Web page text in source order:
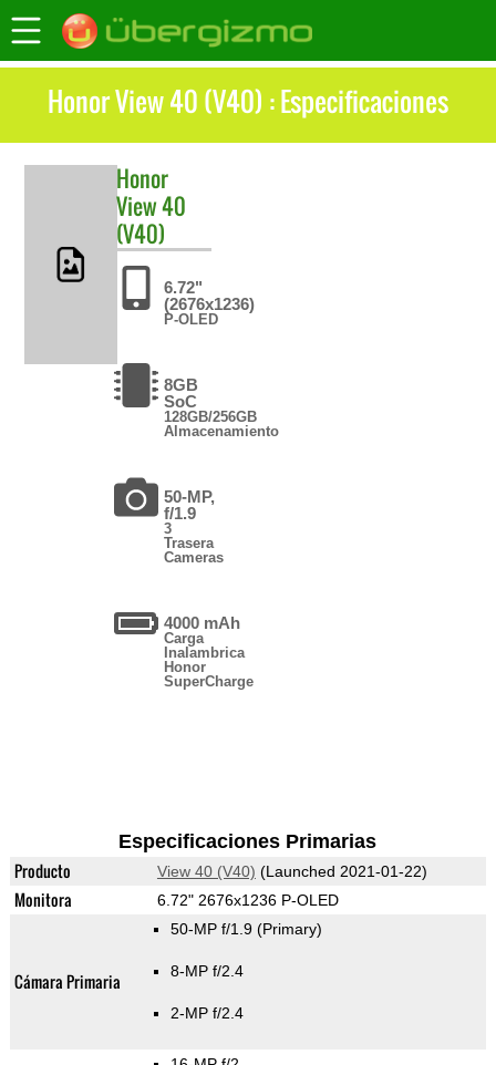
Honor View 40 (V40) : Especificaciones
Honor
View 40
(V40)
6.72"
(2676x1236)
P-OLED
8GB
SoC
128GB/256GB
Almacenamiento
50-MP,
f/1.9
3
Trasera
Cameras
4000 mAh
Carga
Inalambrica
Honor
SuperCharge
Especificaciones Primarias
Producto View 40 (V40) (Launched 2021-01-22)
Monitora 6.72" 2676x1236 P-OLED
Cámara Primaria
50-MP f/1.9 (Primary)
8-MP f/2.4
2-MP f/2.4